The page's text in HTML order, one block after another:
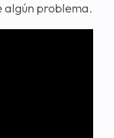
algún problema.